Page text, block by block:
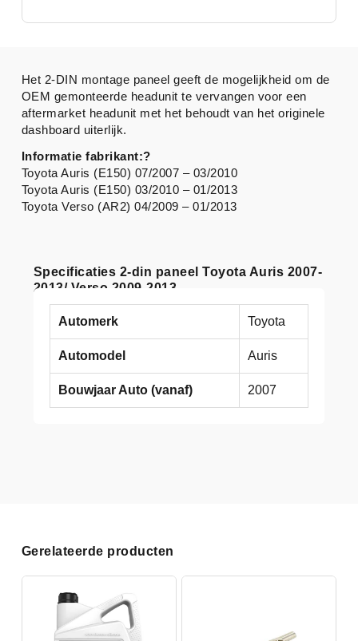
Specificaties 2-din paneel Toyota Auris 2007-
2013/ Verso 2009-2013
Automerk Toyota
Automodel Auris
Bouwjaar Auto (vanaf) 2007
Het 2-DIN montage paneel geeft de mogelijkheid om de
OEM gemonteerde headunit te vervangen voor een
aftermarket headunit met het behoudt van het originele
dashboard uiterlijk.
Informatie fabrikant:?
Toyota Auris (E150) 07/2007 – 03/2010
Toyota Auris (E150) 03/2010 – 01/2013
Toyota Verso (AR2) 04/2009 – 01/2013
Gerelateerde producten